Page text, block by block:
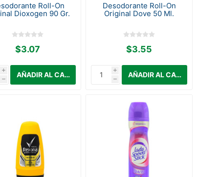
Roll-On
Dioxogen 90 Gr.
$3.07
i
h
Desodorante Roll-On
Original Dove 50 Ml.
$3.55
i
h